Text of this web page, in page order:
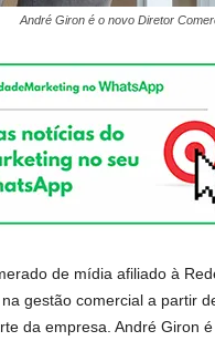
André Giron é o novo Diretor
de mídia afiliado à
gestão comercial a partir
da empresa. André Giron